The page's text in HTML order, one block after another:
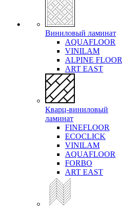
Виниловый ламинат
AQUAFLOOR
VINILAM
ALPINE FLOOR
ART EAST
Кварц-виниловый
ламинат
FINEFLOOR
ECOCLICK
VINILAM
AQUAFLOOR
FORBO
ART EAST